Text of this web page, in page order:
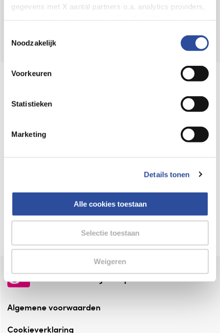
gegevens met X aantal partners o.a. analytics providers,
en de bewaartermijnen per categorie. Je kunt je keuze op
gegevensverwerking staat in de
Privacyverklaring
Noodzakelijk
Voorkeuren
Statistieken
Marketing
Details tonen
Alle cookies toestaan
Selectie toestaan
Weigeren
VolgDAop:
Online aanbieder medicijnen
webshop mag verkopen.
⁠Verantwoorde zorg, ⁠ook online.
Altijd onze folder bij de hand
Check onze folders ⁠bij AlleFolders.
de vriendelijke specialist
Algemene voorwaarden
Cookieverklaring